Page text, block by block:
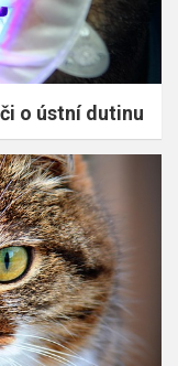
o ústní dutinu